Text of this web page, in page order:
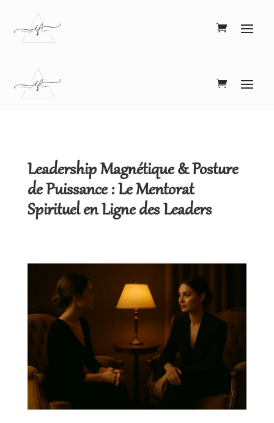
Leadership Magnétique & Posture
de Puissance : Le Mentorat
Spirituel en Ligne des Leaders